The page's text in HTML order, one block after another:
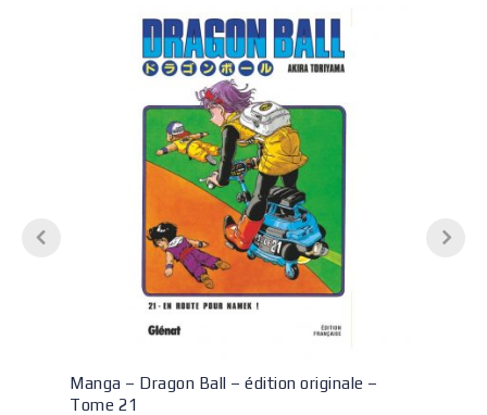
Manga – Dragon Ball – édition originale –
Tome 21